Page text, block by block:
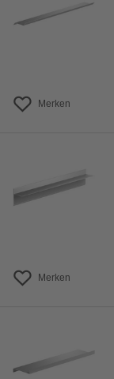
Merken
Merken